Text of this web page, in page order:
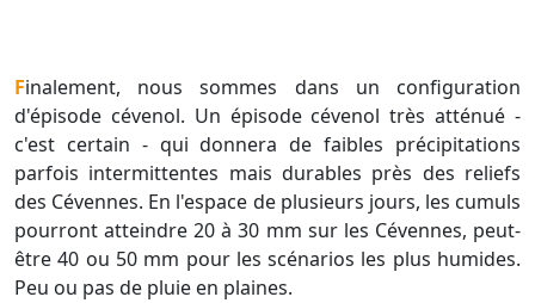
Finalement, nous sommes dans un configuration
d'épisode cévenol. Un épisode cévenol très atténué -
c'est certain - qui donnera de faibles précipitations
parfois intermittentes mais durables près des reliefs
des Cévennes. En l'espace de plusieurs jours, les cumuls
pourront atteindre 20 à 30 mm sur les Cévennes, peut-
être 40 ou 50 mm pour les scénarios les plus humides.
Peu ou pas de pluie en plaines.